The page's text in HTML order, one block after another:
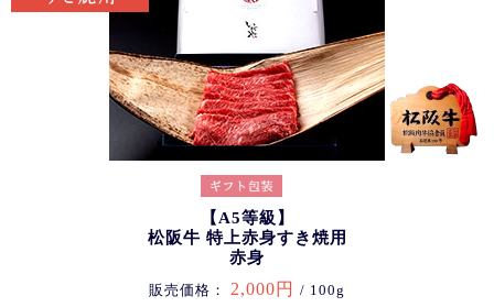
【A5等級】
松阪牛 特上赤身すき焼用
赤身
販売価格： 2,000円 / 100g